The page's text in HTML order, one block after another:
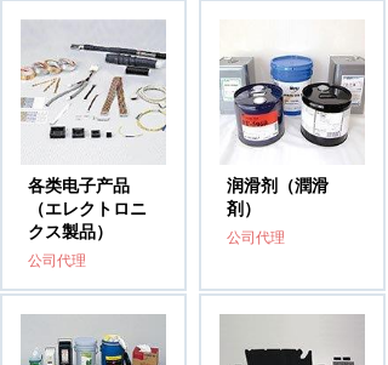
各类电子产品
（エレクトロニ
クス製品）
公司代理
润滑剂（潤滑
剤）
公司代理